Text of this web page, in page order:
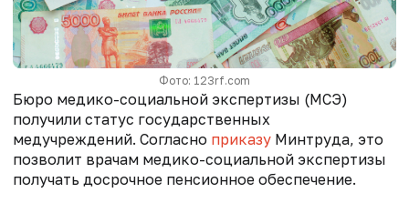
Фото: 123rf.com
Бюро медико-социальной экспертизы (МСЭ)
получили статус государственных
медучреждений. Согласно приказу Минтруда, это
позволит врачам медико-социальной экспертизы
получать досрочное пенсионное обеспечение.